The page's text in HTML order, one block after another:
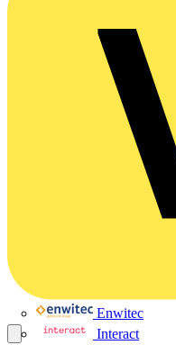
Enwitec
Interact